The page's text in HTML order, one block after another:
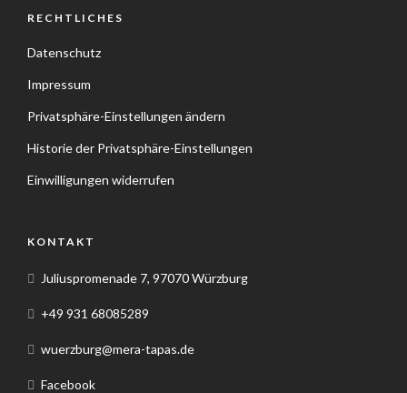
RECHTLICHES
Datenschutz
Impressum
Privatsphäre-Einstellungen ändern
Historie der Privatsphäre-Einstellungen
Einwilligungen widerrufen
KONTAKT
Juliuspromenade 7, 97070 Würzburg
+49 931 68085289
wuerzburg@mera-tapas.de
Facebook